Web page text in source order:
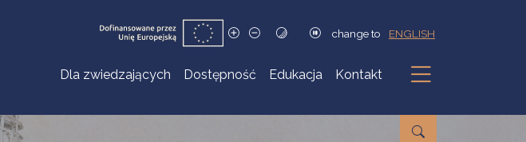
change to ENGLISH
Dla zwiedzających Dostępność Edukacja Kontakt
Podmenu